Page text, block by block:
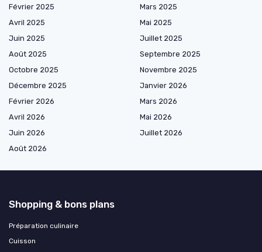
Février 2025
Mars 2025
Avril 2025
Mai 2025
Juin 2025
Juillet 2025
Août 2025
Septembre 2025
Octobre 2025
Novembre 2025
Décembre 2025
Janvier 2026
Février 2026
Mars 2026
Avril 2026
Mai 2026
Juin 2026
Juillet 2026
Août 2026
Shopping & bons plans
Préparation culinaire
Cuisson